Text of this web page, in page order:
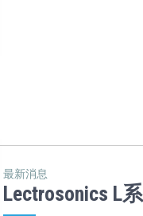
最新消息
Lectrosonics L